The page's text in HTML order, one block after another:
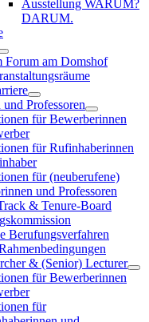
Ausstellung WARUM?
DARUM.
Forum am Domshof
Professoren
für Bewerberinnen
für Rufinhaberinnen
für (neuberufene)
und Professoren
& Tenure-Board
Berufungsverfahren
& (Senior) Lecturer
für Bewerberinnen
für